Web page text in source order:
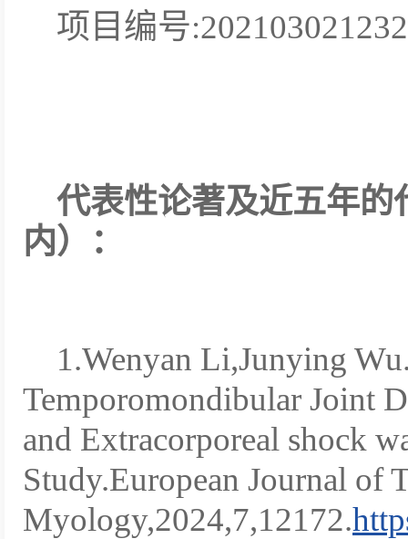
项目编号
代表性论著及近五年的
内）：
1.Wenyan Li,Junying
Temporomondibular Joint
and Extracorporeal shock
Study.European Journal of
Myology,2024,7,12172.